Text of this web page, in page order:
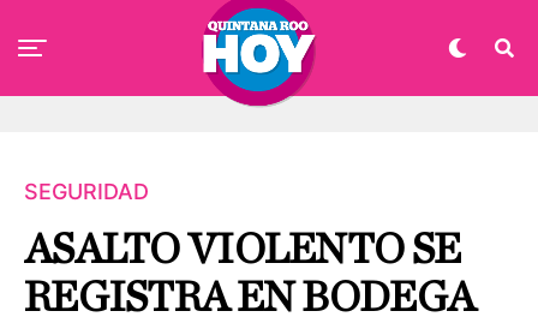
SEGURIDAD
ASALTO VIOLENTO SE
REGISTRA EN BODEGA